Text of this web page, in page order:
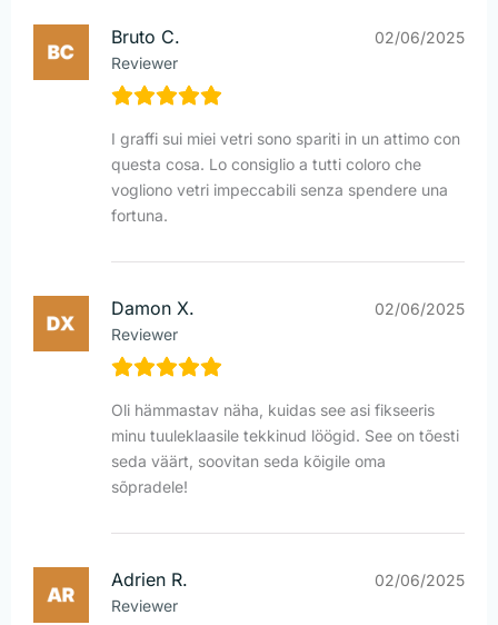
Bruto C.
Reviewer
02/06/2025
I graffi sui miei vetri sono spariti in un attimo con
questa cosa. Lo consiglio a tutti coloro che
vogliono vetri impeccabili senza spendere una
fortuna.
Damon X.
Reviewer
02/06/2025
Oli hämmastav näha, kuidas see asi fikseeris
minu tuuleklaasile tekkinud löögid. See on tõesti
seda väärt, soovitan seda kõigile oma
sõpradele!
Adrien R.
Reviewer
02/06/2025